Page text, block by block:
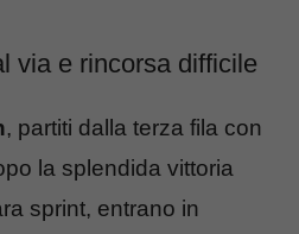
via e rincorsa difficile
, partiti dalla terza fila con
la splendida vittoria
sprint, entrano in